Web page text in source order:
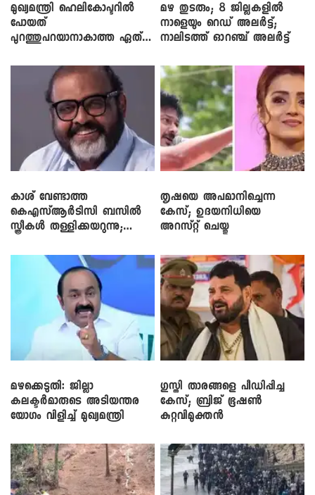
മുഖ്യമന്ത്രി ഹെലികോപ്ടറിൽ
പോയത്
പുറത്തുപറയാനാകാത്ത ഏത്
മഴ തുടരും; 8 ജില്ലകളിൽ
നാളെയും റെഡ് അലർട്ട്;
നാലിടത്ത് ഓറഞ്ച് അലർട്ട്
കാശ് വേണ്ടാത്ത
കെഎസ്ആർടിസി ബസിൽ
സ്ത്രീകൾ തള്ളിക്കയറുന്നു;
തൃഷയെ അപമാനിച്ചെന്ന
കേസ്; ഉദയനിധിയെ
അറസ്റ്റ് ചെയ്തു
മഴക്കെടുതി: ജില്ലാ
കലക്ടർമാരുടെ അടിയന്തര
യോഗം വിളിച്ച് മുഖ്യമന്ത്രി
​ഗുസ്തി താരങ്ങളെ പീഡിപ്പിച്ച
കേസ്; ബ്രിജ് ഭൂഷൺ
കുറ്റവിമുക്തൻ